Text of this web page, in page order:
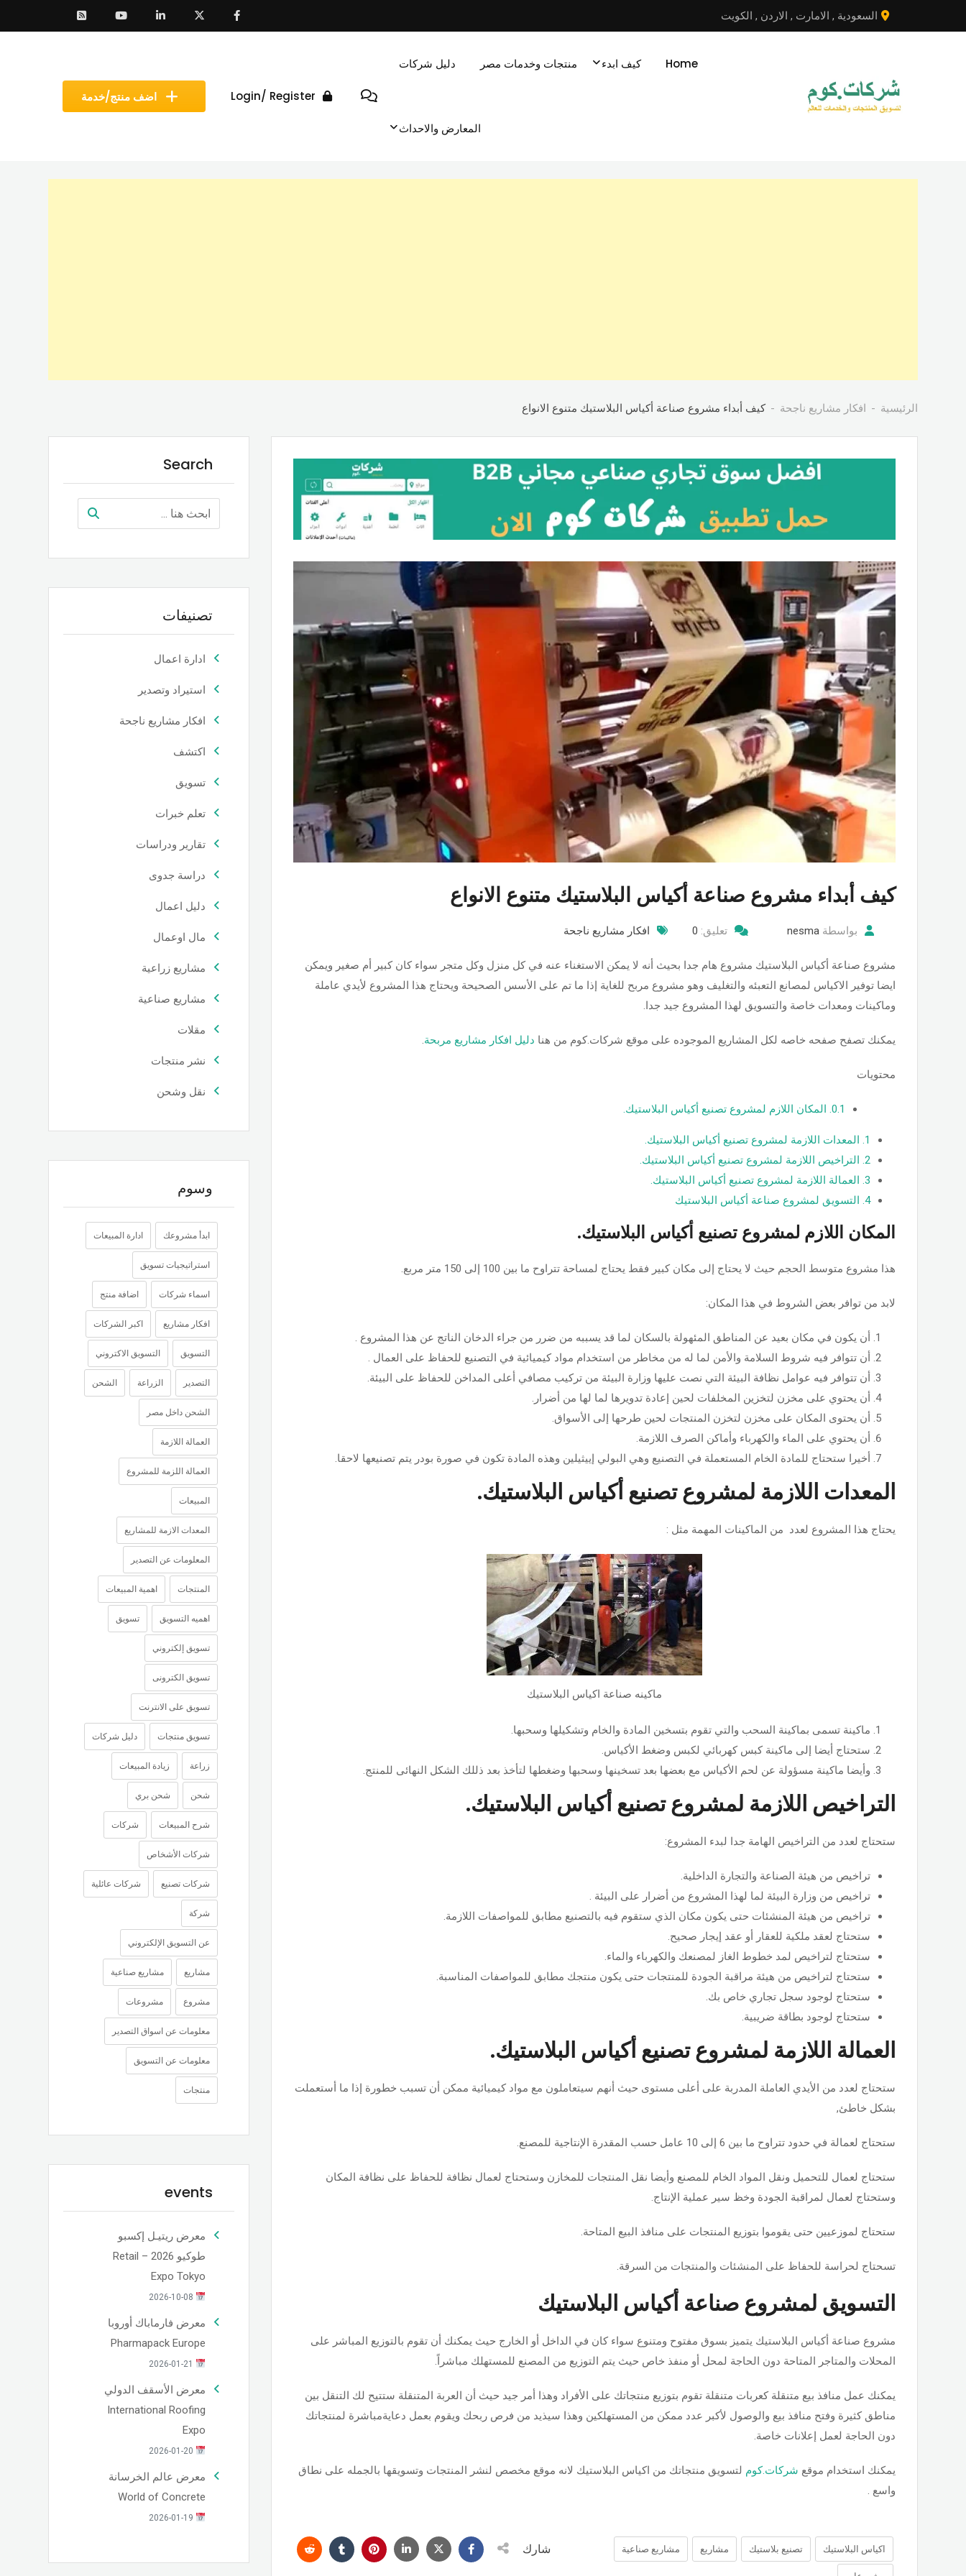
إلى
السعودية , الامارت , الاردن , الكويت
اضف منتج/خدمة Login/ Register
Home كيف ابدء منتجات وخدمات مصر دليل شركات
المعارض والاحداث
الرئيسية افكار مشاريع ناجحة كيف أبداء مشروع صناعة أكياس البلاستيك متنوع الانواع
كيف أبداء مشروع صناعة أكياس البلاستيك متنوع الانواع
بواسطة nesma تعليق: 0 افكار مشاريع ناجحة
مشروع صناعة أكياس البلاستيك مشروع هام جدا بحيث أنه لا يمكن الاستغناء عنه في كل منزل وكل متجر سواء كان كبير أم صغير ويمكن
ايضا توفير الاكياس لمصانع التعبئه والتغليف وهو مشروع مربح للغاية إذا ما تم على الأسس الصحيحة ويحتاج هذا المشروع لأيدي عاملة
وماكينات ومعدات خاصة والتسويق لهذا المشروع جيد جدا.
يمكنك تصفح صفحه خاصه لكل المشاريع الموجوده على موقع شركات.كوم من هنا دليل افكار مشاريع مربحة.
محتويات
0.1. المكان اللازم لمشروع تصنيع أكياس البلاستيك.
1. المعدات اللازمة لمشروع تصنيع أكياس البلاستيك.
2. التراخيص اللازمة لمشروع تصنيع أكياس البلاستيك.
3. العمالة اللازمة لمشروع تصنيع أكياس البلاستيك.
4. التسويق لمشروع صناعة أكياس البلاستيك
المكان اللازم لمشروع تصنيع أكياس البلاستيك.
هذا مشروع متوسط الحجم حيث لا يحتاج إلى مكان كبير فقط يحتاج لمساحة تتراوح ما بين 100 إلى 150 متر مربع.
لابد من توافر بعض الشروط في هذا المكان:
أن يكون في مكان بعيد عن المناطق المئهولة بالسكان لما قد يسببه من ضرر من جراء الدخان الناتج عن هذا المشروع .
أن تتوافر فيه شروط السلامة والأمن لما له من مخاطر من استخدام مواد كيميائية في التصنيع للحفاظ على العمال .
أن تتوافر فيه عوامل نظافة البيئة التي نصت عليها وزارة البيئة من تركيب مصافي أعلى المداخن للحفاظ على البيئة.
أن يحتوي على مخزن لتخزين المخلفات لحين إعادة تدويرها لما لها من أضرار.
أن يحتوى المكان على مخزن لتخزن المنتجات لحين طرحها إلى الأسواق.
أن يحتوي على الماء والكهرباء وأماكن الصرف اللازمة.
أخيرا ستحتاج للمادة الخام المستعملة في التصنيع وهي البولي إييثيلين وهذه المادة تكون في صورة بودر يتم تصنيعها لاحقا.
المعدات اللازمة لمشروع تصنيع أكياس البلاستيك.
يحتاج هذا المشروع لعدد من الماكينات المهمة مثل :
ماكينه صناعة اكياس البلاستيك
ماكينة تسمى بماكينة السحب والتي تقوم بتسخين المادة والخام وتشكيلها وسحبها.
ستحتاج أيضا إلى ماكينة كبس كهربائي لكبس وضغط الأكياس.
وأيضا ماكينة مسؤولة عن لحم الأكياس مع بعضها بعد تسخينها وسحبها وضغطها لتأخذ بعد ذللك الشكل النهائى للمنتج.
التراخيص اللازمة لمشروع تصنيع أكياس البلاستيك.
ستحتاج لعدد من التراخيص الهامة جدا لبدء المشروع:
تراخيص من هيئة الصناعة والتجارة الداخلية.
تراخيص من وزارة البيئة لما لهذا المشروع من أضرار على البيئة .
تراخيص من هيئة المنشئات حتى يكون مكان الذي ستقوم فيه بالتصنيع مطابق للمواصفات اللازمة.
ستحتاج لعقد ملكية للعقار أو عقد إيجار صحيح.
ستحتاج لتراخيص لمد خطوط الغاز لمصنعك والكهرباء والماء.
ستحتاج لتراخيص من هيئة مراقبة الجودة للمنتجات حتى يكون منتجك مطابق للمواصفات المناسبة.
ستحتاج لوجود سجل تجاري خاص بك.
ستحتاج لوجود بطاقة ضريبية.
العمالة اللازمة لمشروع تصنيع أكياس البلاستيك.
ستحتاج لعدد من الأيدي العاملة المدربة على أعلى مستوى حيث أنهم سيتعاملون مع مواد كيميائية ممكن أن تسبب خطورة إذا ما أستعملت
بشكل خاطئ,
ستحتاج لعمالة في حدود تتراوح ما بين 6 إلى 10 عامل حسب المقدرة الإنتاجية للمصنع.
ستحتاج لعمال للتحميل ونقل المواد الخام للمصنع وأيضا نقل المنتجات للمخازن وستحتاج لعمال نظافة للحفاظ على نظافة المكان
وستحتاج لعمال لمراقبة الجودة وخظ سير عملية الإنتاج.
ستحتاج لموزعيين حتى يقوموا بتوزيع المنتجات على منافذ البيع المتاحة.
تسحتاج لحراسة للحفاظ على المنشئات والمنتجات من السرقة.
التسويق لمشروع صناعة أكياس البلاستيك
مشروع صناعة أكياس البلاستيك يتميز بسوق مفتوح ومتنوع سواء كان في الداخل أو الخارج حيث يمكنك أن تقوم بالتوزيع المباشر على
المحلات والمتاجر المتاحة دون الحاجة لمحل أو منفذ خاص حيث يتم التوزيع من المصنع للمستهلك مباشراً.
يمكنك عمل منافذ بيع متنقلة كعربات متنقلة تقوم بتوزيع منتجاتك على الأفراد وهذا أمر جيد حيث أن العربة المتنقلة ستتيح لك التنقل بين
مناطق كثيرة وفتح منافذ بيع والوصول لأكبر عدد ممكن من المستهلكين وهذا سيذيد من فرص ربحك ويقوم بعمل دعايةمباشرة لمنتجاتك
دون الحاجة لعمل إعلانات خاصة.
يمكنك استخدام موقع شركات.كوم لتسويق منتجاتك من اكياس البلاستيك لانه موقع مخصص لنشر المنتجات وتسويقها بالجمله على نطاق
واسع .
اكياس البلاستيك تصنيع بلاستيك مشاريع مشاريع صناعية شارك
Search
تصنيفات
ادارة اعمال
استيراد وتصدير
افكار مشاريع ناجحة
اكتشف
تسويق
تعلم خبرات
تقارير ودراسات
دراسة جدوى
دليل اعمال
مال اوعمال
مشاريع زراعية
مشاريع صناعية
مقلات
نشر منتجات
نقل وشحن
وسوم
ابدأ مشروعك ادارة المبيعات
استراتيجيات تسويق
اسماء شركات اضافة منتج
افكار مشاريع اكبر الشركات
التسويق التسويق الاكتروني
التصدير الزراعة الشحن
الشحن داخل مصر
العمالة اللازمة
العمالة اللزمة للمشروع
المبيعات
المعدات الازمة للمشاريع
المعلومات عن التصدير
المنتجات اهمية المبيعات
اهميه التسويق تسويق
تسويق إلكتروني
تسويق الكترونى
تسويق على الانترنت
تسويق منتجات دليل شركات
زراعة زيادة المبيعات
شحن شحن بري
شرح المبيعات شركات
شركات الأشخاص
شركات تصنيع شركات عائلية
شركة
عن التسويق الإلكتروني
مشاريع مشاريع صناعية
مشروع مشروعات
معلومات عن اسواق التصدير
معلومات عن التسويق
منتجات
events
معرض ريتيـل إكسبو
طوكيو 2026 – Retail
Expo Tokyo
معرض فارماباك أوروبا
Pharmapack Europe
معرض الأسقف الدولي
International Roofing
Expo
معرض عالم الخرسانة
World of Concrete